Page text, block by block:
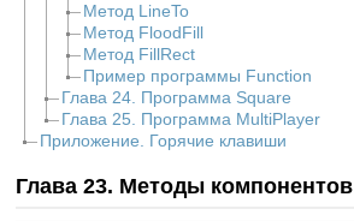
Метод LineTo
Метод FloodFill
Метод FillRect
Пример программы Function
Глава 24. Программа Square
Глава 25. Программа MultiPlayer
Приложение. Горячие клавиши
Глава 23. Методы компонентов